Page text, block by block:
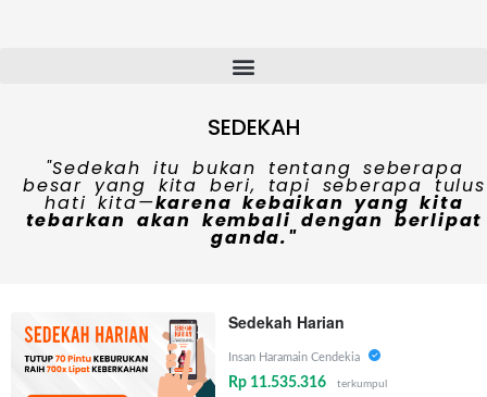
SEDEKAH
"Sedekah itu bukan tentang seberapa
besar yang kita beri, tapi seberapa tulus
hati kita—karena kebaikan yang kita
tebarkan akan kembali dengan berlipat
ganda."
Sedekah Harian
Insan Haramain Cendekia
Rp 11.535.316 terkumpul